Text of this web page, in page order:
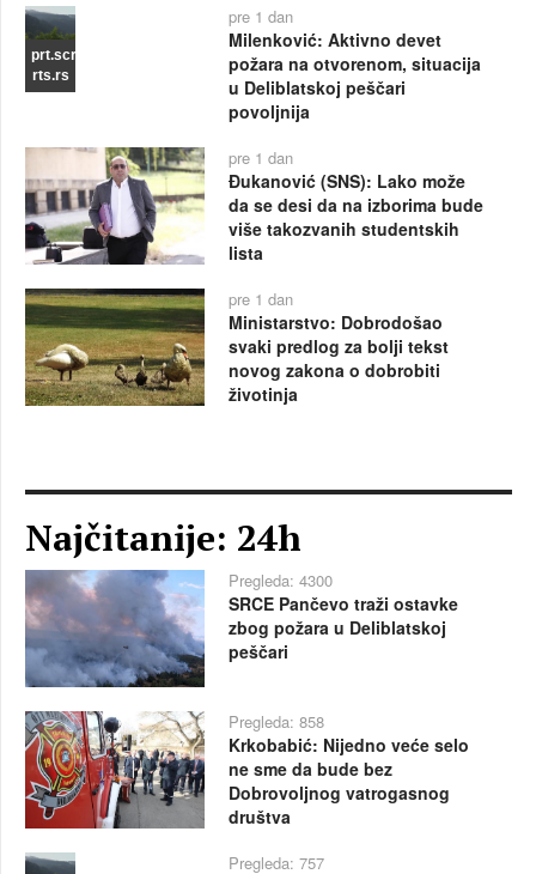
prt.scr
rts.rs
pre 1 dan
Milenković: Aktivno devet
požara na otvorenom, situacija
u Deliblatskoj peščari
povoljnija
pre 1 dan
Đukanović (SNS): Lako može
da se desi da na izborima bude
više takozvanih studentskih
lista
pre 1 dan
Ministarstvo: Dobrodošao
svaki predlog za bolji tekst
novog zakona o dobrobiti
životinja
Najčitanije: 24h
Pregleda: 4300
SRCE Pančevo traži ostavke
zbog požara u Deliblatskoj
peščari
Pregleda: 858
Krkobabić: Nijedno veće selo
ne sme da bude bez
Dobrovoljnog vatrogasnog
društva
Pregleda: 757